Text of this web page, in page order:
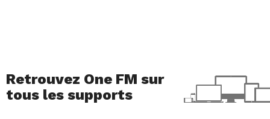
Retrouvez One FM sur
tous les supports